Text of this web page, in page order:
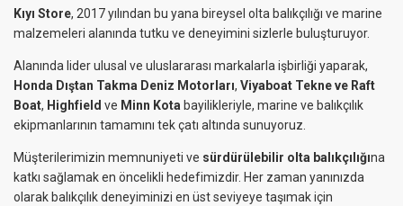
Kıyı Store, 2017 yılından bu yana bireysel olta balıkçılığı ve marine
malzemeleri alanında tutku ve deneyimini sizlerle buluşturuyor.
Alanında lider ulusal ve uluslararası markalarla işbirliği yaparak,
Honda Dıştan Takma Deniz Motorları, Viyaboat Tekne ve Raft
Boat, Highfield ve Minn Kota bayilikleriyle, marine ve balıkçılık
ekipmanlarının tamamını tek çatı altında sunuyoruz.
Müşterilerimizin memnuniyeti ve sürdürülebilir olta balıkçılığına
katkı sağlamak en öncelikli hedefimizdir. Her zaman yanınızda
olarak balıkçılık deneyiminizi en üst seviyeye taşımak için